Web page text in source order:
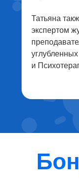
Татьяна
экспертом
и